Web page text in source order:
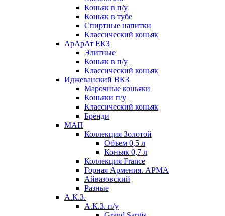
Коньяк в п/у
Коньяк в тубе
Спиртные напитки
Классический коньяк
АрАрАт ЕКЗ
Элитные
Коньяк в п/у
Классический коньяк
Иджеванский ВКЗ
Марочные коньяки
Коньяки п/у
Классический коньяк
Бренди
МАП
Коллекция Золотой
Объем 0,5 л
Коньяк 0,7 л
Коллекция France
Горная Армения. АРМА
Айвазовский
Разные
А.К.З.
А.К.З. п/у